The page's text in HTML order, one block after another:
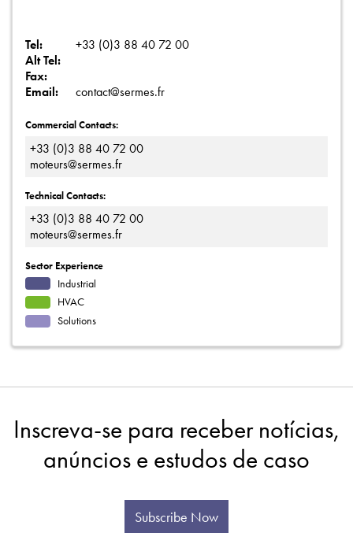
Tel:
+33 (0)3 88 40 72 00
Alt Tel:
Fax:
Email:
contact@sermes.fr
Commercial Contacts:
+33 (0)3 88 40 72 00
moteurs@sermes.fr
Technical Contacts:
+33 (0)3 88 40 72 00
moteurs@sermes.fr
Sector Experience
Industrial
HVAC
Solutions
Inscreva-se para receber notícias,
anúncios e estudos de caso
Subscribe Now